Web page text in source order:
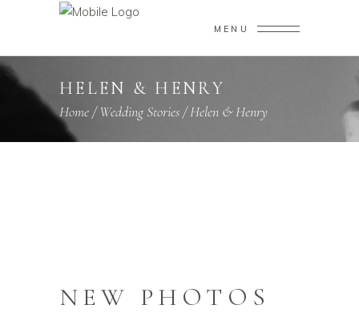
MENU
HELEN & HENRY
Home/Wedding Stories/Helen & Henry
NEW PHOTOS